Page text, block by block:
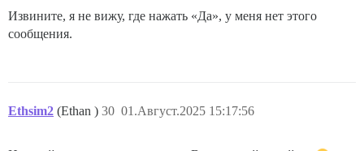
Извините, я не вижу, где нажать «Да», у меня нет этого
сообщения.
Ethsim2 (Ethan ) 01.Август.2025 15:17:56
30